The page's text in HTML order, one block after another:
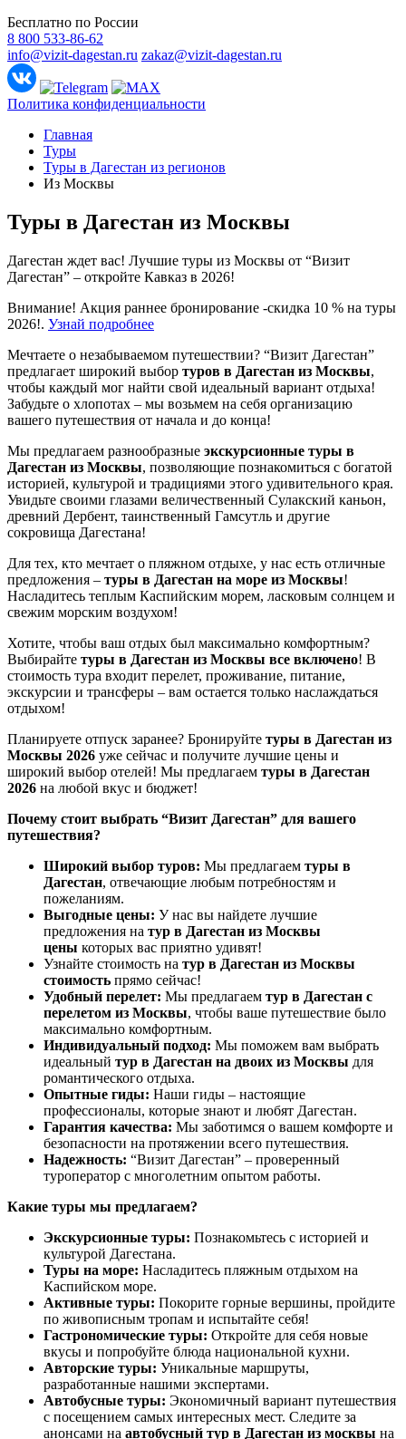
Бесплатно по России
8 800 533-86-62
info@vizit-dagestan.ru zakaz@vizit-dagestan.ru
Политика конфиденциальности
Главная
Туры
Туры в Дагестан из регионов
Из Москвы
Туры в Дагестан из Москвы
Дагестан ждет вас! Лучшие туры из Москвы от “Визит
Дагестан” – откройте Кавказ в 2026!
Внимание! Акция раннее бронирование -скидка 10 % на туры
2026!. Узнай подробнее
Мечтаете о незабываемом путешествии? “Визит Дагестан”
предлагает широкий выбор туров в Дагестан из Москвы,
чтобы каждый мог найти свой идеальный вариант отдыха!
Забудьте о хлопотах – мы возьмем на себя организацию
вашего путешествия от начала и до конца!
Мы предлагаем разнообразные экскурсионные туры в
Дагестан из Москвы, позволяющие познакомиться с богатой
историей, культурой и традициями этого удивительного края.
Увидьте своими глазами величественный Сулакский каньон,
древний Дербент, таинственный Гамсутль и другие
сокровища Дагестана!
Для тех, кто мечтает о пляжном отдыхе, у нас есть отличные
предложения – туры в Дагестан на море из Москвы!
Насладитесь теплым Каспийским морем, ласковым солнцем и
свежим морским воздухом!
Хотите, чтобы ваш отдых был максимально комфортным?
Выбирайте туры в Дагестан из Москвы все включено! В
стоимость тура входит перелет, проживание, питание,
экскурсии и трансферы – вам остается только наслаждаться
отдыхом!
Планируете отпуск заранее? Бронируйте туры в Дагестан из
Москвы 2026 уже сейчас и получите лучшие цены и
широкий выбор отелей! Мы предлагаем туры в Дагестан
2026 на любой вкус и бюджет!
Почему стоит выбрать “Визит Дагестан” для вашего
путешествия?
Широкий выбор туров: Мы предлагаем туры в
Дагестан, отвечающие любым потребностям и
пожеланиям.
Выгодные цены: У нас вы найдете лучшие
предложения на тур в Дагестан из Москвы
цены которых вас приятно удивят!
Узнайте стоимость на тур в Дагестан из Москвы
стоимость прямо сейчас!
Удобный перелет: Мы предлагаем тур в Дагестан с
перелетом из Москвы, чтобы ваше путешествие было
максимально комфортным.
Индивидуальный подход: Мы поможем вам выбрать
идеальный тур в Дагестан на двоих из Москвы для
романтического отдыха.
Опытные гиды: Наши гиды – настоящие
профессионалы, которые знают и любят Дагестан.
Гарантия качества: Мы заботимся о вашем комфорте и
безопасности на протяжении всего путешествия.
Надежность: “Визит Дагестан” – проверенный
туроператор с многолетним опытом работы.
Какие туры мы предлагаем?
Экскурсионные туры: Познакомьтесь с историей и
культурой Дагестана.
Туры на море: Насладитесь пляжным отдыхом на
Каспийском море.
Активные туры: Покорите горные вершины, пройдите
по живописным тропам и испытайте себя!
Гастрономические туры: Откройте для себя новые
вкусы и попробуйте блюда национальной кухни.
Авторские туры: Уникальные маршруты,
разработанные нашими экспертами.
Автобусные туры: Экономичный вариант путешествия
с посещением самых интересных мест. Следите за
анонсами на автобусный тур в Дагестан из москвы на